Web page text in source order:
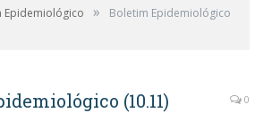
Epidemiológico »
Boletim Epidemiológico
(10.11) 0